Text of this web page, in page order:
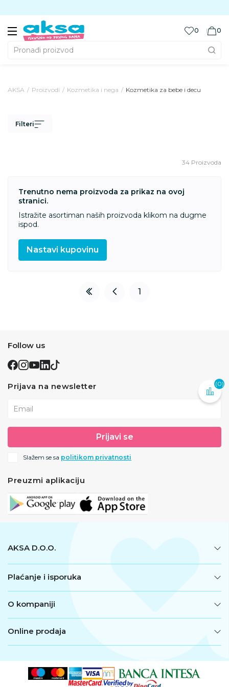
Pronađi proizvod
0 0
AKSA Proizvodi Kozmetika i nega Kozmetika za bebe i decu
Filteri
34 Proizvoda
Trenutno nema proizvoda za prikaz na ovoj
stranici.
Istražite asortiman naših proizvoda klikom na dugme
ispod.
Nastavi kupovinu
1
(0)
Follow us
Prijava na newsletter
Email
Prijavi se
Slažem se sa politikom privatnosti
Preuzmi aplikaciju
AKSA D.O.O.
Plaćanje i isporuka
O kompaniji
Online prodaja